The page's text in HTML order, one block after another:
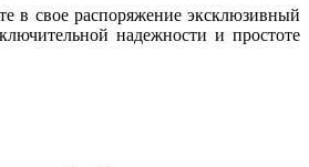
в свое распоряжение эксклюзивный
надежности и простоте